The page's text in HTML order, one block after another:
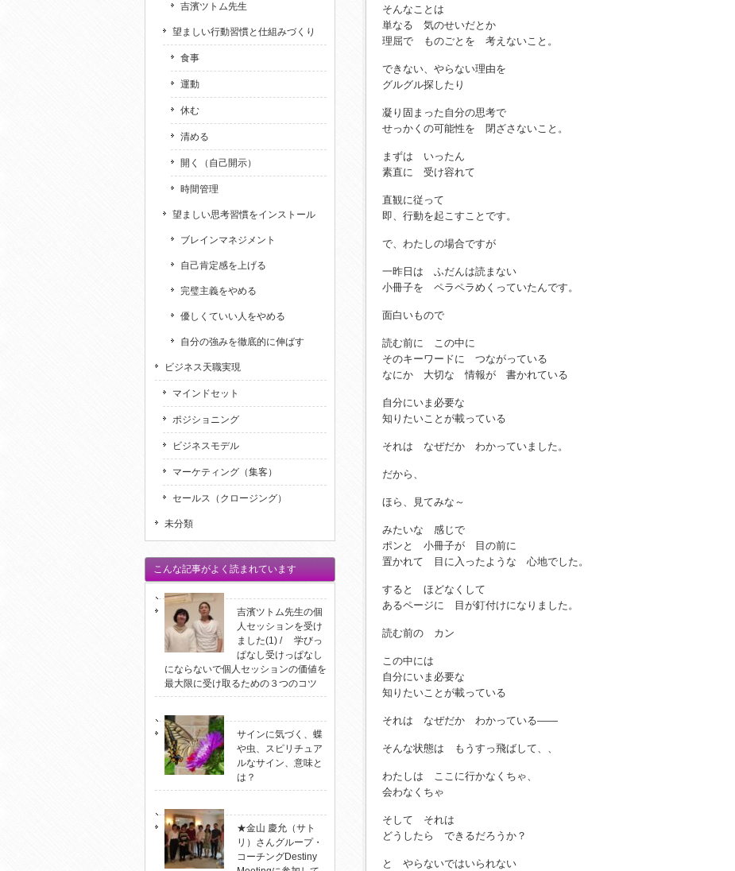
そんなことは
単なる 気のせいだとか
理屈で ものごとを 考えないこと。
できない、やらない理由を
グルグル探したり
凝り固まった自分の思考で
せっかくの可能性を 閉ざさないこと。
まずは いったん
素直に 受け容れて
直観に従って
即、行動を起こすことです。
で、わたしの場合ですが
一昨日は ふだんは読まない
小冊子を ペラペラめくっていたんです。
面白いもので
読む前に この中に
そのキーワードに つながっている
なにか 大切な 情報が 書かれている
自分にいま必要な
知りたいことが載っている
それは なぜだか わかっていました。
だから、
ほら、見てみな～
みたいな 感じで
ポンと 小冊子が 目の前に
置かれて 目に入ったような 心地でした。
すると ほどなくして
あるページに 目が釘付けになりました。
読む前の カン
この中には
自分にいま必要な
知りたいことが載っている
それは なぜだか わかっている――
そんな状態は もうすっ飛ばして、、
わたしは ここに行かなくちゃ、
会わなくちゃ
そして それは
どうしたら できるだろうか？
と やらないではいられない
吉濱ツトム先生
望ましい行動習慣と仕組みづくり
食事
運動
休む
清める
開く（自己開示）
時間管理
望ましい思考習慣をインストール
ブレインマネジメント
自己肯定感を上げる
完璧主義をやめる
優しくていい人をやめる
自分の強みを徹底的に伸ばす
ビジネス天職実現
マインドセット
ポジショニング
ビジネスモデル
マーケティング（集客）
セールス（クロージング）
未分類
こんな記事がよく読まれています
吉濱ツトム先生の個
人セッションを受け
ました(1) / 学びっ
ぱなし受けっぱなし
にならないで個人セッションの価値を
最大限に受け取るための３つのコツ
サインに気づく、蝶
や虫、スピリチュア
ルなサイン、意味と
は？
★金山 慶允（サト
リ）さんグループ・
コーチングDestiny